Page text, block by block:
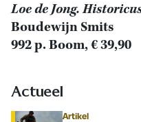
Loe de Jong.
Boudewijn Smits
992 p. Boom, € 39,90
Actueel
Artikel